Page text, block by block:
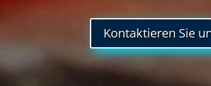
Kontaktieren Sie